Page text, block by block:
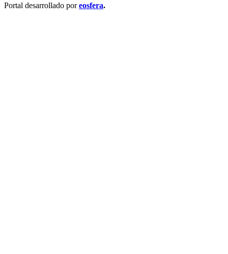
Portal desarrollado poreosfera.